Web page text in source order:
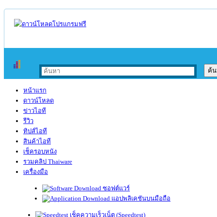
หน้าแรก
ดาวน์โหลด
ข่าวไอที
รีวิว
ทิปส์ไอที
สินค้าไอที
เช็ครอบหนัง
รวมคลิป Thaiware
เครื่องมือ
ซอฟต์แวร์
แอปพลิเคชันบนมือถือ
เช็คความเร็วเน็ต (Speedtest)